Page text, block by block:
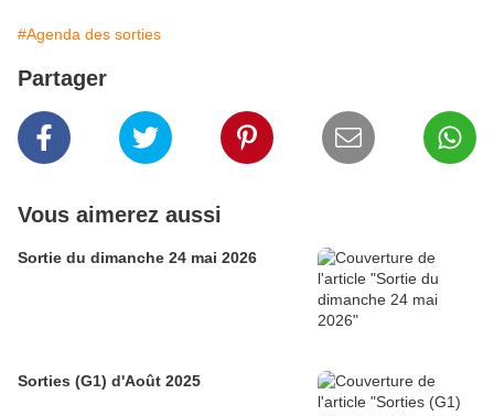
#Agenda des sorties
Partager
Vous aimerez aussi
Sortie du dimanche 24 mai 2026
Sorties (G1) d'Août 2025